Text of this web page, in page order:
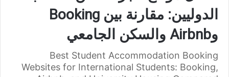
الدوليين: مقارنة بين Booking
وAirbnb والسكن الجامعي
Best Student Accommodation Booking
Websites for International Students: Booking,